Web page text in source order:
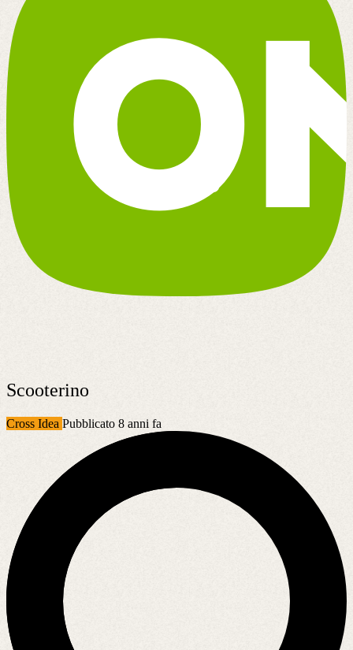
Scooterino
Cross Idea Pubblicato 8 anni fa